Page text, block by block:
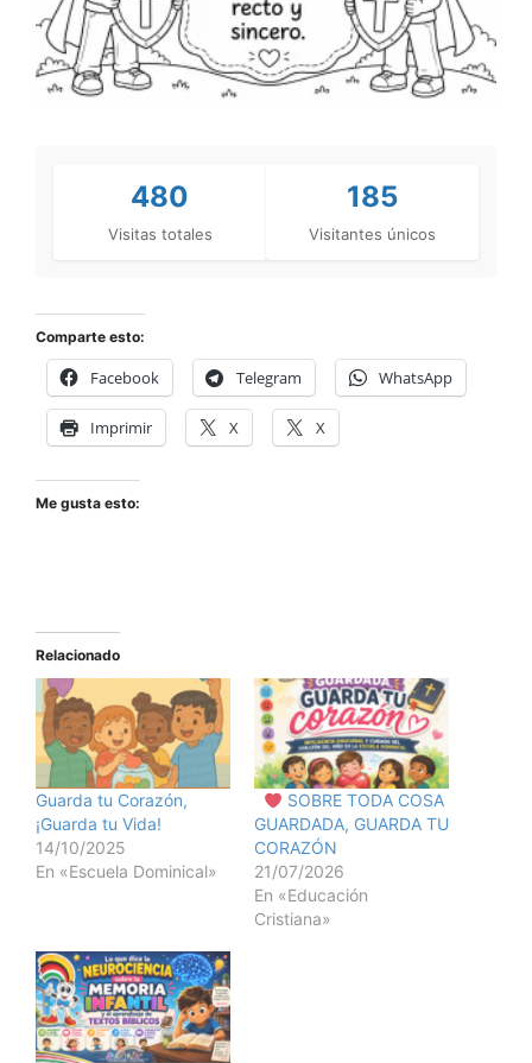
480
Visitas totales
185
Visitantes únicos
Comparte esto:
Facebook Telegram WhatsApp
Imprimir X X
Me gusta esto:
Relacionado
Guarda tu Corazón,
¡Guarda tu Vida!
14/10/2025
En «Escuela Dominical»
SOBRE TODA COSA
GUARDADA, GUARDA TU
CORAZÓN
21/07/2026
En «Educación
Cristiana»